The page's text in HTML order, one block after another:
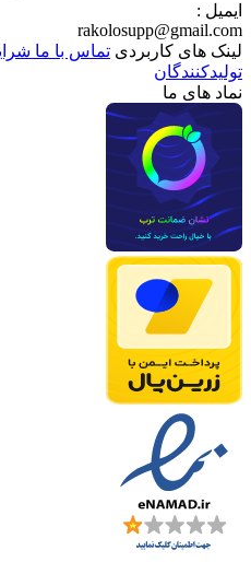
ایمیل :
rakolosupp@gmail.com
لینک های کاربردی تماس با ما
تولیدکنندگان
نماد های ما